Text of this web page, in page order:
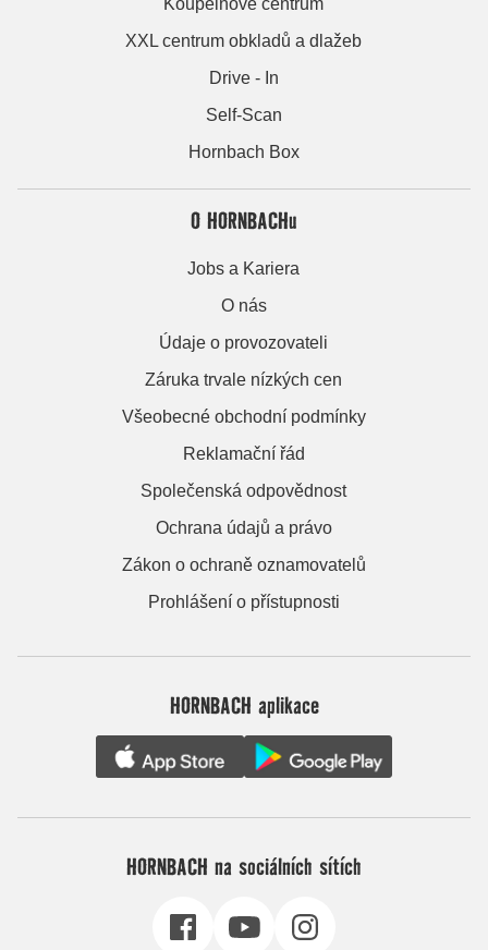
XXL centrum obkladů a dlažeb
Drive - In
Self-Scan
Hornbach Box
O HORNBACHu
Jobs a Kariera
O nás
Údaje o provozovateli
Záruka trvale nízkých cen
Všeobecné obchodní podmínky
Reklamační řád
Společenská odpovědnost
Ochrana údajů a právo
Zákon o ochraně oznamovatelů
Prohlášení o přístupnosti
HORNBACH aplikace
HORNBACH na sociálních sítích